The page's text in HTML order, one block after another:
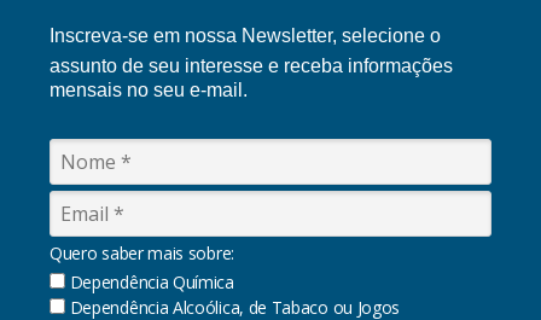
Inscreva-se em nossa Newsletter, selecione o
assunto de seu interesse e receba informações
mensais no seu e-mail.
Quero saber mais sobre:
Dependência Química
Dependência Alcoólica, de Tabaco ou Jogos